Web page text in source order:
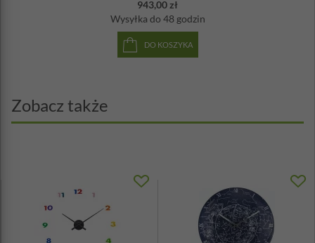
Materiał: drewno, lustro
Zasilanie: bateria AA - brak w zestawie
Projekt: Jette Scheib
943,00 zł
Wysyłka do 48 godzin
DO KOSZYKA
Zobacz także